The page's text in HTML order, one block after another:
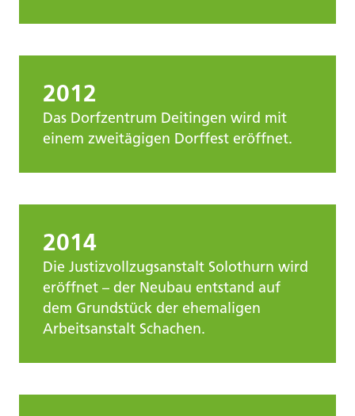
2012
Das Dorfzentrum Deitingen wird mit
einem zweitägigen Dorffest eröffnet.
2014
Die Justizvollzugsanstalt Solothurn wird
eröffnet – der Neubau entstand auf
dem Grundstück der ehemaligen
Arbeitsanstalt Schachen.